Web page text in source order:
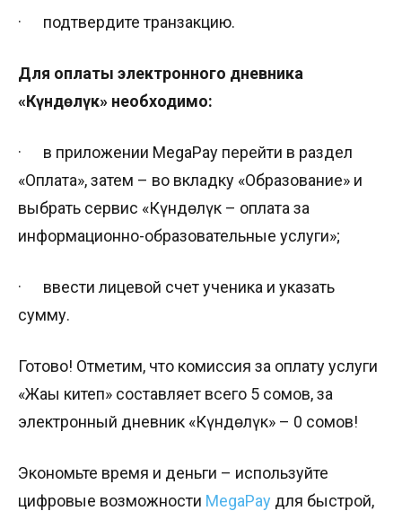
·​ ​ ​ ​ ​ ​ ​подтвердите транзакцию.
Для оплаты электронного дневника
«Күндөлүк» необходимо:
·​ ​ ​ ​ ​ ​ ​в приложении MegaPay перейти в раздел
«Оплата», затем – во вкладку «Образование» и
выбрать сервис «Күндөлүк – оплата за
информационно-образовательные услуги»;
·​ ​ ​ ​ ​ ​ ​ввести лицевой счет ученика и указать
сумму.
Готово! Отметим, что комиссия за оплату услуги
«Жаңы китеп» составляет всего 5 сомов, за
электронный дневник «Күндөлүк» – 0 сомов!
Экономьте время и​ деньги – используйте
цифровые возможности​ MegaPay для быстрой,